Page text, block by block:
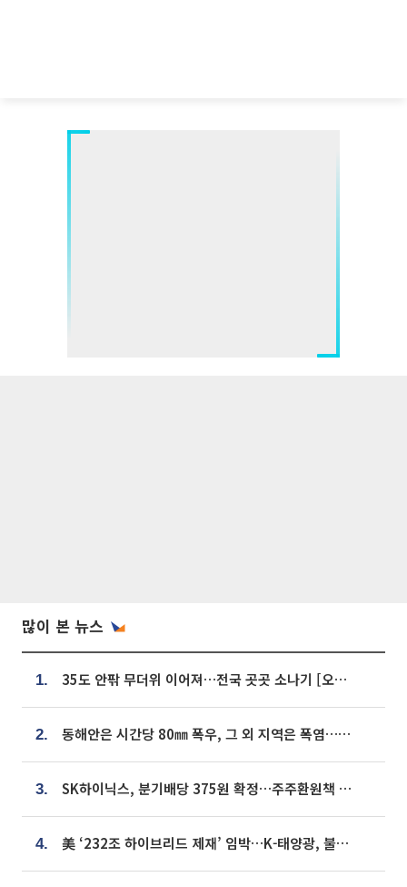
많이 본 뉴스
1. 35도 안팎 무더위 이어져…전국 곳곳 소나기 [오늘 날씨]
2. 동해안은 시간당 80㎜ 폭우, 그 외 지역은 폭염…‘극과 극 날씨’
3. SK하이닉스, 분기배당 375원 확정…주주환원책 9월로 앞당겨 발표
4. 美 ‘232조 하이브리드 제재’ 임박…K-태양광, 불확실성 털고 날개 다나